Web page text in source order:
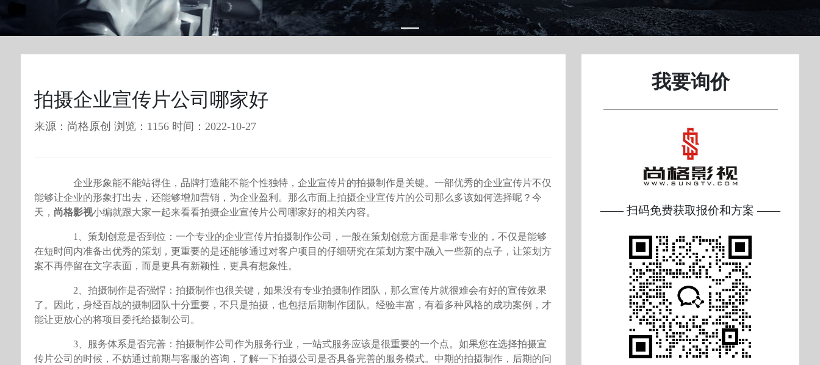
拍摄企业宣传片公司哪家好
来源：尚格原创 浏览：1156 时间：2022-10-27
企业形象能不能站得住，品牌打造能不能个性独特，企业宣传片的拍摄制作是关键。一部优秀的企业宣传片不仅
能够让企业的形象打出去，还能够增加营销，为企业盈利。那么市面上拍摄企业宣传片的公司那么多该如何选择呢？今
天， 尚格影视小编就跟大家一起来看看拍摄企业宣传片公司哪家好的相关内容。
1、策划创意是否到位：一个专业的企业宣传片拍摄制作公司，一般在策划创意方面是非常专业的，不仅是能够
在短时间内准备出优秀的策划，更重要的是还能够通过对客户项目的仔细研究在策划方案中融入一些新的点子，让策划方
案不再停留在文字表面，而是更具有新颖性，更具有想象性。
2、拍摄制作是否强悍：拍摄制作也很关键，如果没有专业拍摄制作团队，那么宣传片就很难会有好的宣传效果
了。因此，身经百战的摄制团队十分重要，不只是拍摄，也包括后期制作团队。经验丰富，有着多种风格的成功案例，才
能让更放心的将项目委托给摄制公司。
3、服务体系是否完善：拍摄制作公司作为服务行业，一站式服务应该是很重要的一个点。如果您在选择拍摄宣
传片公司的时候，不妨通过前期与客服的咨询，了解一下拍摄公司是否具备完善的服务模式。中期的拍摄制作，后期的问
我要询价
—— 扫码免费获取报价和方案 ——